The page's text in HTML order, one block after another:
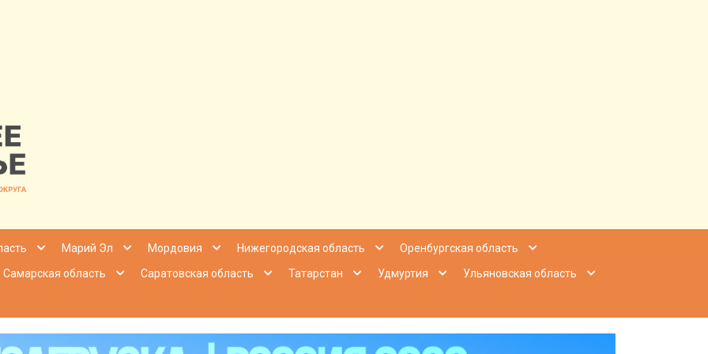
| Настоящее Приволжье
Марий Эл Мордовия Нижегородская область
Оренбургская область
Самарская область Саратовская область Татарстан Удмуртия
Ульяновская область